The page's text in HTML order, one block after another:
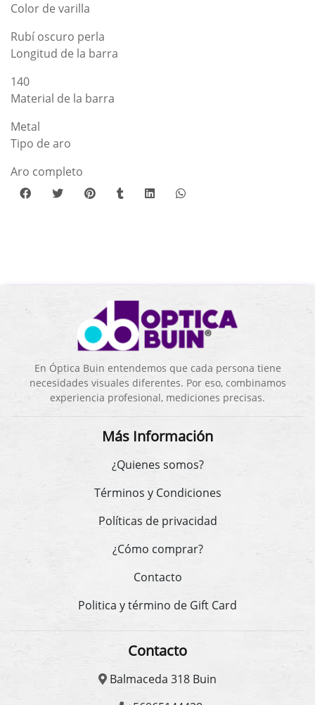
Color de varilla
Rubí oscuro perla
Longitud de la barra
140
Material de la barra
Metal
Tipo de aro
Aro completo
En Óptica Buin entendemos que cada persona tiene
necesidades visuales diferentes. Por eso, combinamos
experiencia profesional, mediciones precisas.
Más Información
¿Quienes somos?
Términos y Condiciones
Políticas de privacidad
¿Cómo comprar?
Contacto
Politica y término de Gift Card
Contacto
Balmaceda 318 Buin